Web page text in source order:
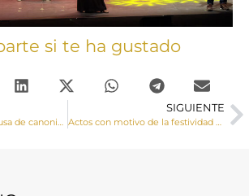
si te ha gustado
Nuevo paso en la causa de canonización de la Sierva de Dios Alicia Gómez Jareño, una gran noticia para la Diócesis de Cuenca
SIGUIENTE
Actos con motivo de la festividad de San Julián 2024, patrón de la Diócesis de Cuenca